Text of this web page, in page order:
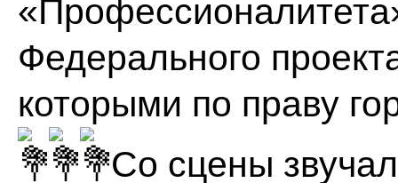
Федерального
которыми по праву
Со сцены